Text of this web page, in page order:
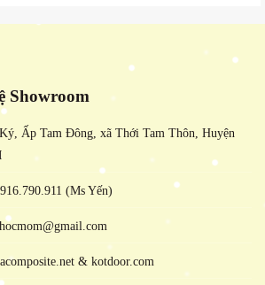
Showroom
Ấp Tam Đông, xã Thới Tam Thôn, Huyện
(Ms Yến)
& kotdoor.com